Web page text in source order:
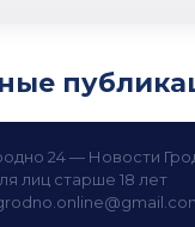
24 — Новости
лиц старше 18 лет